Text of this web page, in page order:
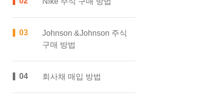
Johnson &Johnson 주식
구매 방법
회사채 매입 방법